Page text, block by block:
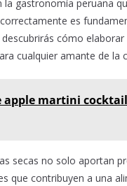
gastronomía peruana
es
cómo
cualquier amante de la
apple martini
secas no solo aportan
que contribuyen a una